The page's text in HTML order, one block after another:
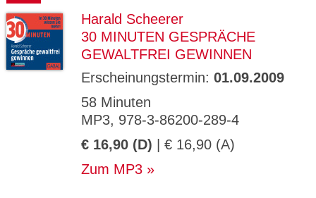
Harald Scheerer
30 MINUTEN GESPRÄCHE
GEWALTFREI GEWINNEN
Erscheinungstermin: 01.09.2009
58 Minuten
MP3, 978-3-86200-289-4
€ 16,90 (D) | € 16,90 (A)
Zum MP3